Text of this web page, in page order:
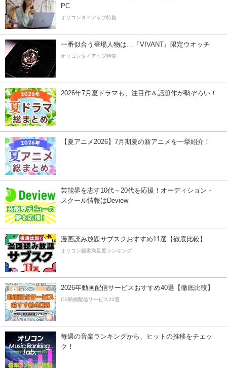
PC
オリコンタイアップ特集
一番似合う登場人物は…『VIVANT』限定ウオッチ
オリコンタイアップ特集
2026年7月夏ドラマも、注目作＆話題作が勢ぞろい！
【夏アニメ2026】7月期夏の新アニメを一挙紹介！
芸能界を志す10代～20代を応援！オーディション・
スクール情報はDeview
漫画読み放題サブスクおすすめ11選【徹底比較】
オリコン顧客満足度ランキング
2026年動画配信サービスおすすめ40選【徹底比較】
CS動画配信サービス20選
毎週の音楽ランキングから、ヒットの推移をチェッ
ク！